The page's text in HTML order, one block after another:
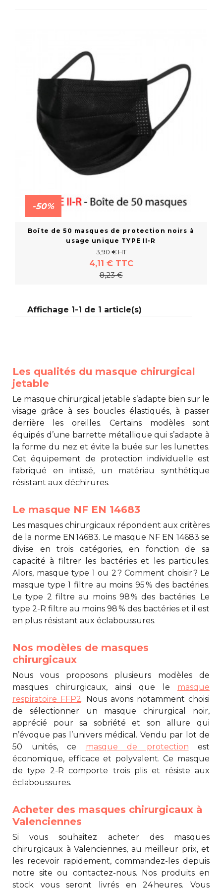
Acheter
-50%
Boîte de 50 masques de protection noirs à
usage unique TYPE II-R
3,90 € HT
4,11 € TTC
8,23 €
Affichage 1-1 de 1 article(s)
Les qualités du masque chirurgical
jetable
Le masque chirurgical jetable s’adapte bien sur le
visage grâce à ses boucles élastiqués, à passer
derrière les oreilles. Certains modèles sont
équipés d’une barrette métallique qui s’adapte à
la forme du nez et évite la buée sur les lunettes.
Cet équipement de protection individuelle est
fabriqué en intissé, un matériau synthétique
résistant aux déchirures.
Le masque NF EN 14683
Les masques chirurgicaux répondent aux critères
de la norme EN 14683. Le masque NF EN 14683 se
divise en trois catégories, en fonction de sa
capacité à filtrer les bactéries et les particules.
Alors, masque type 1 ou 2? Comment choisir ? Le
masque type 1 filtre au moins 95 % des bactéries.
Le type 2 filtre au moins 98 % des bactéries. Le
type 2-R filtre au moins 98 % des bactéries et il est
en plus résistant aux éclaboussures.
Nos modèles de masques
chirurgicaux
Nous vous proposons plusieurs modèles de
masques chirurgicaux, ainsi que le masque
respiratoire FFP2. Nous avons notamment choisi
de sélectionner un masque chirurgical noir,
apprécié pour sa sobriété et son allure qui
n’évoque pas l’univers médical. Vendu par lot de
50 unités, ce masque de protection est
économique, efficace et polyvalent. Ce masque
de type 2-R comporte trois plis et résiste aux
éclaboussures.
Acheter des masques chirurgicaux à
Valenciennes
Si vous souhaitez acheter des masques
chirurgicaux à Valenciennes, au meilleur prix, et
les recevoir rapidement, commandez-les depuis
notre site ou contactez-nous. Nos produits en
stock vous seront livrés en 24 heures. Vous